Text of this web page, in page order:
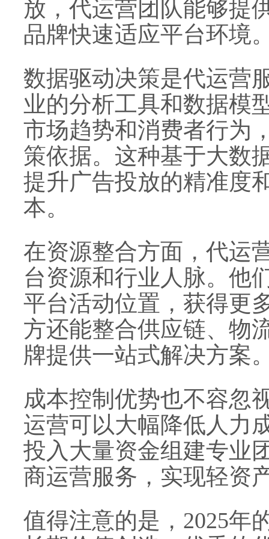
放，代运营团队能够提
品牌快速适应平台环境
数据驱动决策是代运营
业的分析工具和数据模
市场趋势和消费者行为
策依据。这种基于大数
提升广告投放的精准度
本。
在资源整合方面，代运
台资源和行业人脉。他
平台活动位置，获得更
方还能整合供应链、物
牌提供一站式解决方案
成本控制优势也不容忽
运营可以大幅降低人力
投入大量资金组建专业
商运营服务，实现轻资
值得注意的是，2025年